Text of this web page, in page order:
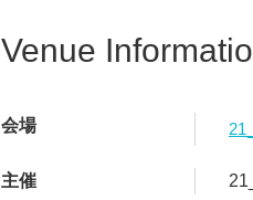
Venue
会場
主催